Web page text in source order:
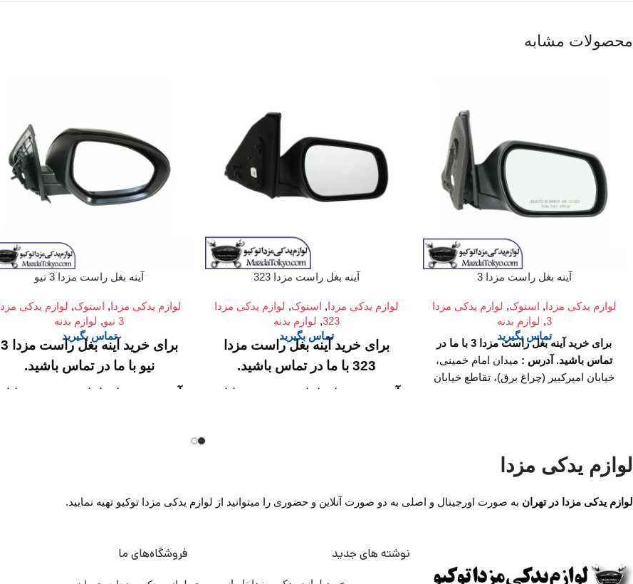
محصولات مشابه
آینه بغل راست مزدا 3
لوازم یدکی مزدا , استوک, لوازم یدکی مزدا
3
, لوازم بدنه
تماس بگیرید
برای خرید آینه بغل راست مزدا 3 با ما در
تماس باشید. آدرس : میدان امام خمینی،
خیابان امیرکبیر (چراغ برق)، تقاطع خیابان
آینه بغل راست مزدا 323
لوازم یدکی مزدا , استوک, لوازم یدکی مزدا
323
, لوازم بدنه
تماس بگیرید
برای خرید آینه بغل راست مزدا
323 با ما در تماس باشید.
آدرس :
میدان امام خمینی، خیابان
رسمی ساعت 9 الی 19 پنجشنبه
شماره تماس ما :
آینه بغل راست مزدا 3 نیو
لوازم یدکی مزدا , استوک, لوازم یدکی مزدا
3 نیو
, لوازم بدنه
تماس بگیرید
برای خرید آینه بغل راست مزدا 3
نیو با ما در تماس باشید.
آدرس :
میدان امام خمینی، خیابان
شماره تماس ما :
لوازم یدکی مزدا
لوازم یدکی مزدا در تهران به صورت اورجینال و اصلی به دو صورت آنلاین و حضوری را میتوانید از لوازم یدکی مزدا توکیو تهیه نمایید.
نوشته های جدید فروشگاه‌های ما